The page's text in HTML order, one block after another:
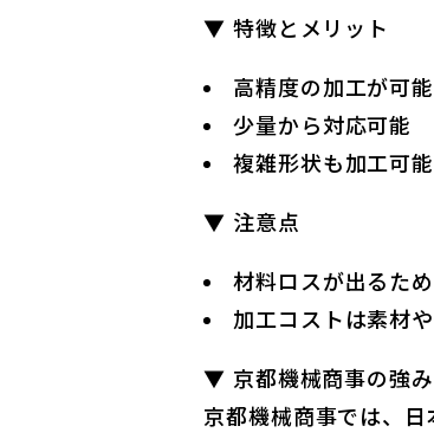
▼ 特徴とメリット
高精度の加工が可
少量から対応可能
複雑形状も加工可
▼ 注意点
材料ロスが出るた
加工コストは素材
▼ 京都機械商事の強み
京都機械商事では、